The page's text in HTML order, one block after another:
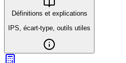
Définitions et explications
IPS, écart-type, outils utiles